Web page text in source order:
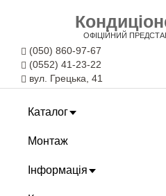
ОФІЦІЙНИЙ
(050) 860-97-67
(0552) 41-23-22
вул. Грецька, 41
Каталог
Монтаж
Інформація